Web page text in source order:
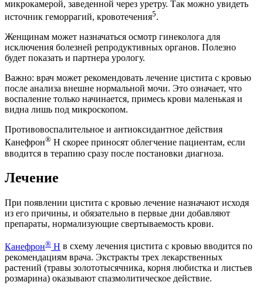
микрокамерой, заведенной через уретру. Так можно увидеть
источник геморрагий, кровотечения5.
Женщинам может назначаться осмотр гинеколога для
исключения болезней репродуктивных органов. Полезно
будет показать и партнера урологу.
Важно: врач может рекомендовать лечение цистита с кровью
после анализа внешне нормальной мочи. Это означает, что
воспаление только начинается, примесь крови маленькая и
видна лишь под микроскопом.
Противовоспалительное и антиоксидантное действия
Канефрон® Н скорее приносят облегчение пациентам, если
вводится в терапию сразу после постановки диагноза.
Лечение
При появлении цистита с кровью лечение назначают исходя
из его причины, и обязательно в первые дни добавляют
препараты, нормализующие свертываемость крови.
Канефрон® Н в схему лечения цистита с кровью вводится по
рекомендациям врача. Экстракты трех лекарственных
растений (травы золототысячника, корня любистка и листьев
розмарина) оказывают спазмолитическое действие.